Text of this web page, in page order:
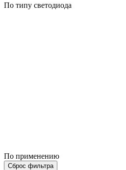
По типу светодиода
По применению
Сброс фильтра